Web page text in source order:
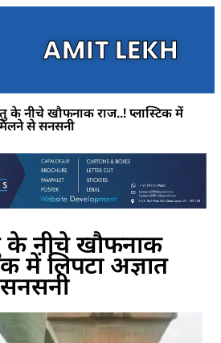
AMIT LEKH
के नीचे खौफनाक राज..! प्लास्टिक में
से सनसनी
के नीचे खौफनाक
में लिपटा अज्ञात